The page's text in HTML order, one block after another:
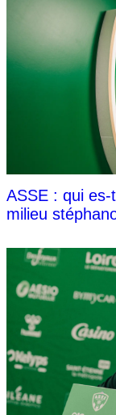
ASSE : qui es-
milieu